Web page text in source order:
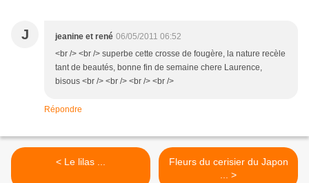
J jeanine et rené 06/05/2011 06:52
<br /> <br /> superbe cette crosse de fougère, la nature recèle
tant de beautés, bonne fin de semaine chere Laurence,
bisous <br /> <br /> <br /> <br />
Répondre
< Le lilas ...
Fleurs du cerisier du Japon
... >